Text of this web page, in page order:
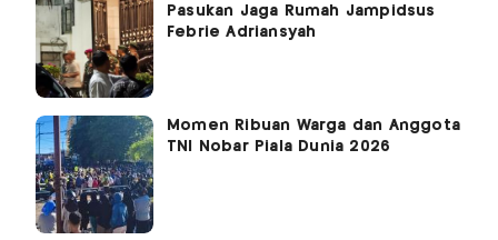
Pasukan Jaga Rumah Jampidsus
Febrie Adriansyah
Momen Ribuan Warga dan Anggota
TNI Nobar Piala Dunia 2026